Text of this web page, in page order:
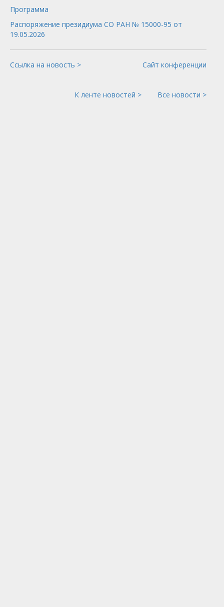
Программа
Распоряжение президиума СО РАН № 15000-95 от
19.05.2026
Ссылка на новость > Сайт конференции
К ленте новостей > Все новости >